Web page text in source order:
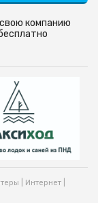
компанию
| Интернет |